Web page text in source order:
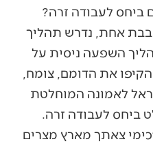
ביחס לעבודה זרה?
בבת אחת, נדרש תהליך
השפעה ניסית על
את הדומם, צומח,
לאמונה המוחלטת
ביחס לעבודה זרה.
צאתך מארץ מצרים